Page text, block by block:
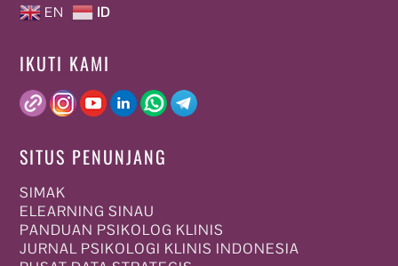
EN ID
IKUTI KAMI
SITUS PENUNJANG
SIMAK
ELEARNING SINAU
PANDUAN PSIKOLOG KLINIS
JURNAL PSIKOLOGI KLINIS INDONESIA